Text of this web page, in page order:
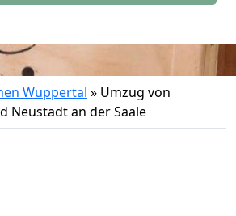
Wuppertal » Umzug von
Neustadt an der Saale